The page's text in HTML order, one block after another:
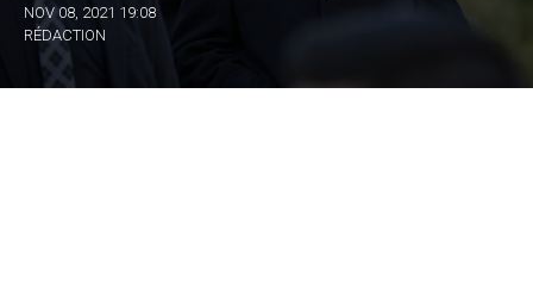
NOV 08, 2021 19:08
RÉDACTION